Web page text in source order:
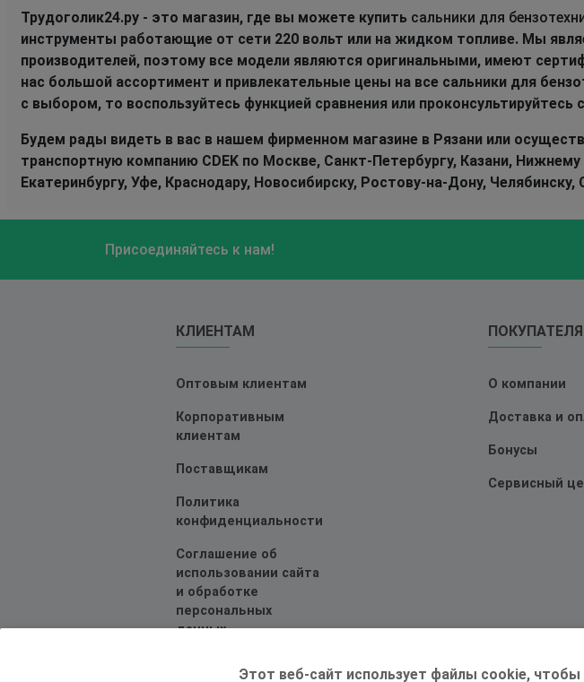
Трудоголик24.ру - это магазин, где вы можете купить сальники для
инструменты работающие от сети 220 вольт или на жидком топливе. Мы
производителей, поэтому все модели являются оригинальными, имеют
нас большой ассортимент и привлекательные цены на все сальники для
с выбором, то воспользуйтесь функцией сравнения или
Будем рады видеть в вас в нашем фирменном магазине в Рязани или
транспортную компанию CDEK по Москве, Санкт-Петербургу, Казани,
Екатеринбургу, Уфе, Краснодару, Новосибирску, Ростову-на-Дону,
Присоединяйтесь к нам!
КЛИЕНТАМ
Оптовым клиентам
Корпоративным
клиентам
Поставщикам
Политика
конфиденциальности
Соглашение об
использовании сайта
и обработке
персональных
данных
О компании
Доставка и
Бонусы
Сервисный
Этот веб-сайт использует файлы cookie,